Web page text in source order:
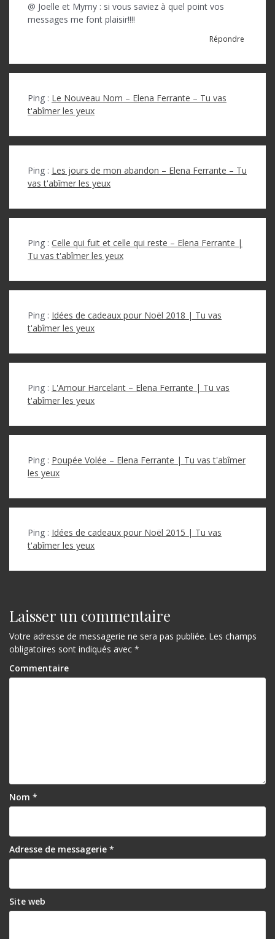
@ Joelle et Mymy : si vous saviez à quel point vos
messages me font plaisir!!!!
Répondre
Ping : Le Nouveau Nom – Elena Ferrante – Tu vas
t'abîmer les yeux
Ping : Les jours de mon abandon – Elena Ferrante – Tu
vas t'abîmer les yeux
Ping : Celle qui fuit et celle qui reste – Elena Ferrante |
Tu vas t'abîmer les yeux
Ping : Idées de cadeaux pour Noël 2018 | Tu vas
t'abîmer les yeux
Ping : L'Amour Harcelant – Elena Ferrante | Tu vas
t'abîmer les yeux
Ping : Poupée Volée – Elena Ferrante | Tu vas t'abîmer
les yeux
Ping : Idées de cadeaux pour Noël 2015 | Tu vas
t'abîmer les yeux
Laisser un commentaire
Votre adresse de messagerie ne sera pas publiée. Les champs
obligatoires sont indiqués avec *
Commentaire
Nom *
Adresse de messagerie *
Site web